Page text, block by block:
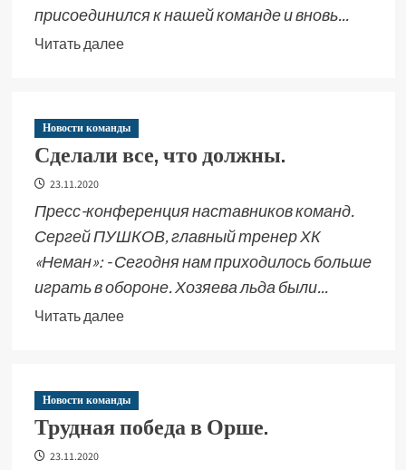
присоединился к нашей команде и вновь...
Читать далее
Новости команды
Сделали все, что должны.
23.11.2020
Пресс-конференция наставников команд.
Сергей ПУШКОВ, главный тренер ХК
«Неман»: - Сегодня нам приходилось больше
играть в обороне. Хозяева льда были...
Читать далее
Новости команды
Трудная победа в Орше.
23.11.2020